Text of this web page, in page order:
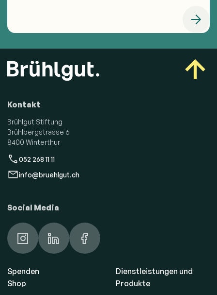
Kontakt
Brühlgut Stiftung
Brühlbergstrasse 6
8400 Winterthur
052 268 11 11
info@bruehlgut.ch
Social Media
Spenden
Shop
Dienstleistungen und
Produkte